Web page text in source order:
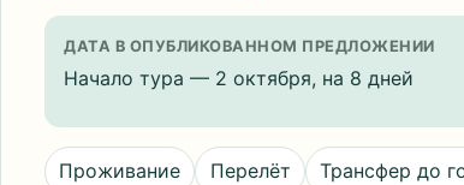
ДАТА В ОПУБЛИКОВАННОМ ПРЕДЛОЖЕНИИ
Начало тура — 2 октября, на 8 дней
Проживание Перелёт Трансфер до